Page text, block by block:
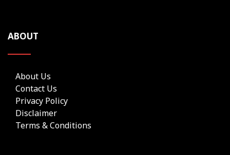
ABOUT
About Us
Contact Us
Privacy Policy
Disclaimer
Terms & Conditions